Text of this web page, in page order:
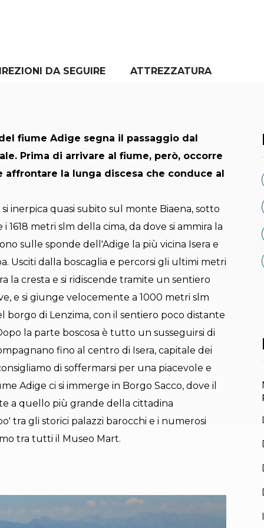
DA SEGUIRE ATTREZZATURA
fiume Adige segna il passaggio dal
Prima di arrivare al fiume, però, occorre
la lunga discesa che conduce al
inerpica quasi subito sul monte Biaena, sotto
metri slm della cima, da dove si ammira la
sulle sponde dell'Adige la più vicina Isera e
Usciti dalla boscaglia e percorsi gli ultimi metri
la cresta e si ridiscende tramite un sentiero
e si giunge velocemente a 1000 metri slm
borgo di Lenzima, con il sentiero poco distante
la parte boscosa è tutto un susseguirsi di
fino al centro di Isera, capitale dei
di soffermarsi per una piacevole e
Adige ci si immerge in Borgo Sacco, dove il
a quello più grande della cittadina
tra gli storici palazzi barocchi e i numerosi
tra tutti il Museo Mart.